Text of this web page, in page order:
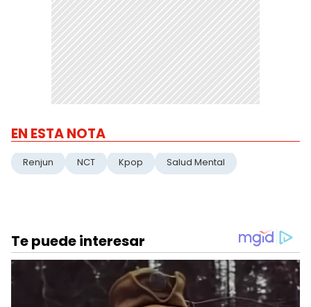
EN ESTA NOTA
Renjun NCT Kpop Salud Mental